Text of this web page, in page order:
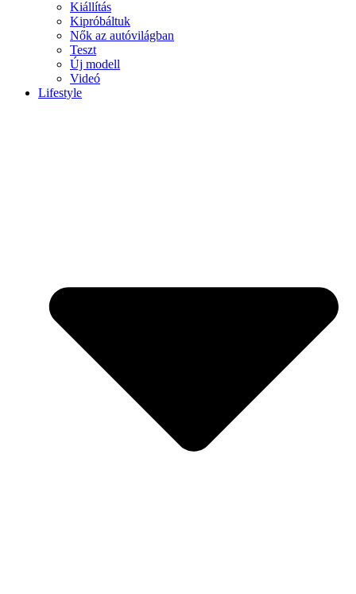
Kiállítás
Kipróbáltuk
Nők az autóvilágban
Teszt
Új modell
Videó
Lifestyle